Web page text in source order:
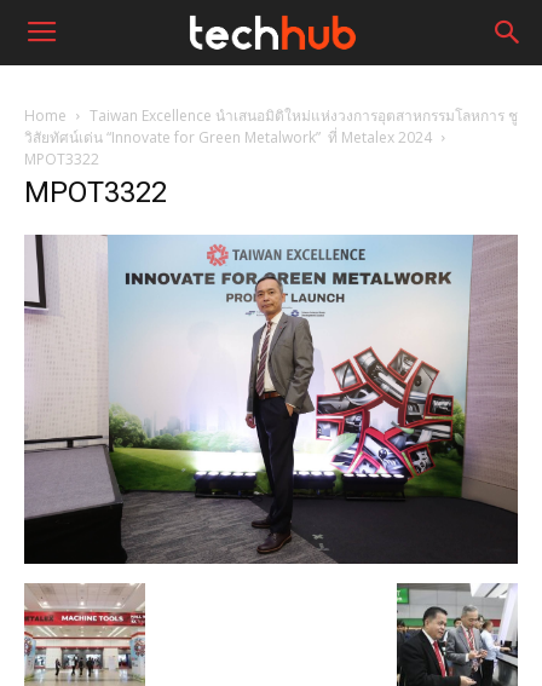
Home
Taiwan Excellence นำเสนอมิติใหม่แห่งวงการอุตสาหกรรมโลหการ ชู
วิสัยทัศน์เด่น “Innovate for Green Metalwork” ที่ Metalex 2024
MPOT3322
MPOT3322